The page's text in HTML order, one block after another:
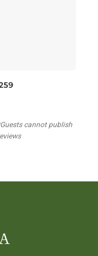
cannot publish